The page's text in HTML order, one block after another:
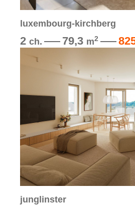
luxembourg-kirchberg
2 ch. 79,3 m2
junglinster